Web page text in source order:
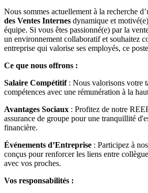
Nous sommes actuellement à la recherche
des Ventes Internes dynamique et
équipe. Si vous êtes passionné(e) par la
un environnement collaboratif et souhaitez
entreprise qui valorise ses employés, ce
Ce que nous offrons :
Salaire Compétitif: Nous valorisons votre
compétences avec une rémunération à la
Avantages Sociaux : Profitez de notre
assurance de groupe pour une tranquillité
financière.
Événements d’Entreprise : Participez à
conçus pour renforcer les liens entre
avec vos proches.
Vos responsabilités :